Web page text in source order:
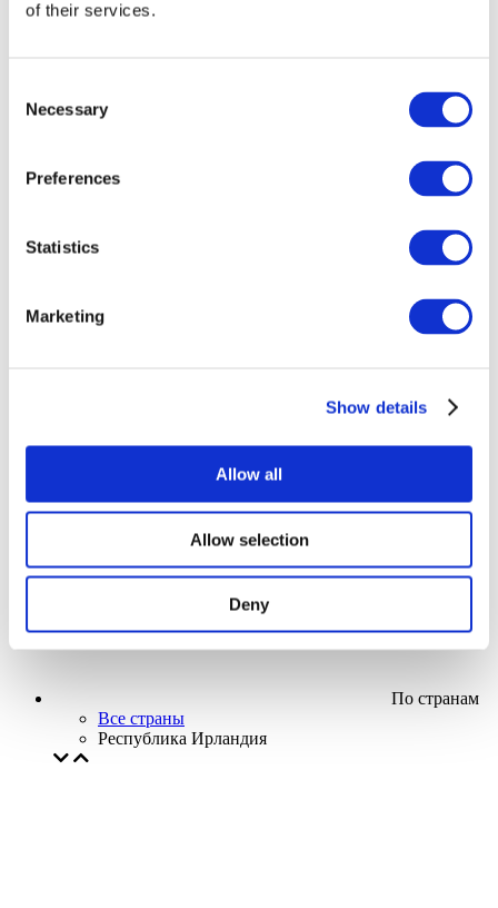
of their services.
Selection
Necessary
Preferences
Statistics
Marketing
Show details
Allow all
Allow selection
Deny
Без поджанра
Применить
По странам
Все страны
Республика Ирландия